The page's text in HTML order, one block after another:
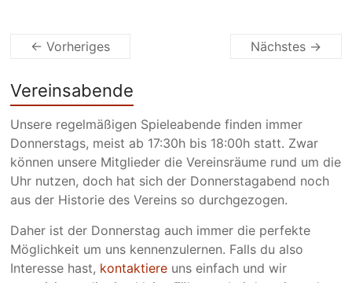
← Vorheriges Nächstes →
Vereinsabende
Unsere regelmäßigen Spieleabende finden immer
Donnerstags, meist ab 17:30h bis 18:00h statt. Zwar
können unsere Mitglieder die Vereinsräume rund um die
Uhr nutzen, doch hat sich der Donnerstagabend noch
aus der Historie des Vereins so durchgezogen.
Daher ist der Donnerstag auch immer die perfekte
Möglichkeit um uns kennenzulernen. Falls du also
Interesse hast, kontaktiere uns einfach und wir